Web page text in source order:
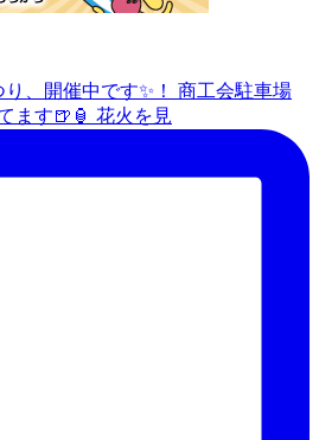
、開催中です✨️！ 商工会駐車場
ます🍺🏮 花火を見